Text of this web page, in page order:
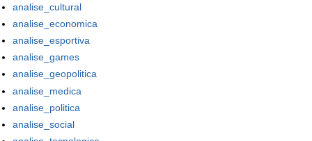
analise_cultural
analise_economica
analise_esportiva
analise_games
analise_geopolitica
analise_medica
analise_politica
analise_social